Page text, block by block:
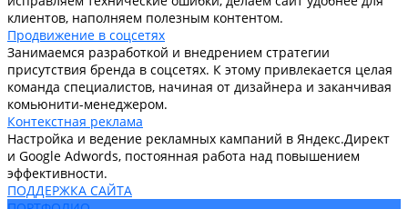
клиентов, наполняем полезным контентом.
Продвижение в соцсетях
Занимаемся разработкой и внедрением стратегии
присутствия бренда в соцсетях. К этому привлекается целая
команда специалистов, начиная от дизайнера и заканчивая
комьюнити-менеджером.
Контекстная реклама
Настройка и ведение рекламных кампаний в Яндекс.Директ
и Google Adwords, постоянная работа над повышением
эффективности.
ПОДДЕРЖКА САЙТА